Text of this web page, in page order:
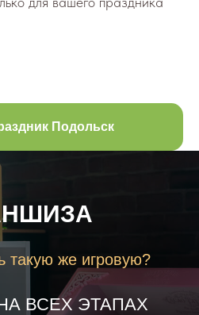
Подольск
такую же игровую?
ВСЕХ ЭТАПАХ